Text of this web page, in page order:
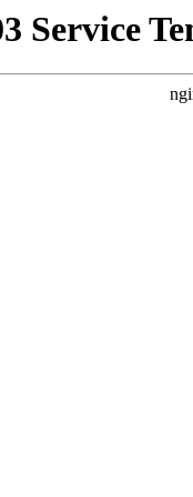
Service